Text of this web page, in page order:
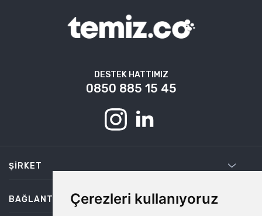
Çerezleri kullanıyoruz
DESTEK HATTIMIZ
0850 885 15 45
ŞIRKET
BAĞLANTILAR